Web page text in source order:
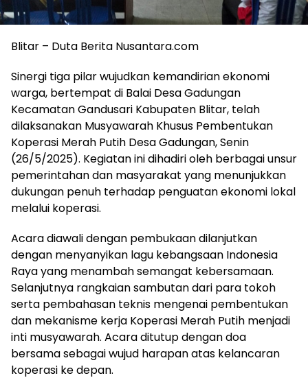
Blitar – Duta Berita Nusantara.com
Sinergi tiga pilar wujudkan kemandirian ekonomi
warga, bertempat di Balai Desa Gadungan
Kecamatan Gandusari Kabupaten Blitar, telah
dilaksanakan Musyawarah Khusus Pembentukan
Koperasi Merah Putih Desa Gadungan, Senin
(26/5/2025). Kegiatan ini dihadiri oleh berbagai unsur
pemerintahan dan masyarakat yang menunjukkan
dukungan penuh terhadap penguatan ekonomi lokal
melalui koperasi.
Acara diawali dengan pembukaan dilanjutkan
dengan menyanyikan lagu kebangsaan Indonesia
Raya yang menambah semangat kebersamaan.
Selanjutnya rangkaian sambutan dari para tokoh
serta pembahasan teknis mengenai pembentukan
dan mekanisme kerja Koperasi Merah Putih menjadi
inti musyawarah. Acara ditutup dengan doa
bersama sebagai wujud harapan atas kelancaran
koperasi ke depan.